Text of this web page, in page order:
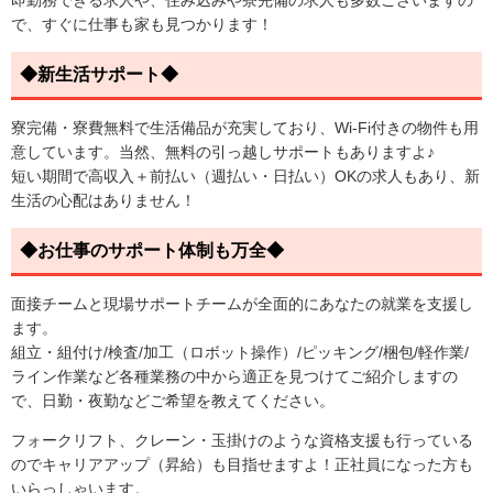
で、すぐに仕事も家も見つかります！
◆新生活サポート◆
寮完備・寮費無料で生活備品が充実しており、Wi-Fi付きの物件も用
意しています。当然、無料の引っ越しサポートもありますよ♪
短い期間で高収入＋前払い（週払い・日払い）OKの求人もあり、新
生活の心配はありません！
◆お仕事のサポート体制も万全◆
面接チームと現場サポートチームが全面的にあなたの就業を支援し
ます。
組立・組付け/検査/加工（ロボット操作）/ピッキング/梱包/軽作業/
ライン作業など各種業務の中から適正を見つけてご紹介しますの
で、日勤・夜勤などご希望を教えてください。
フォークリフト、クレーン・玉掛けのような資格支援も行っている
のでキャリアアップ（昇給）も目指せますよ！正社員になった方も
いらっしゃいます。